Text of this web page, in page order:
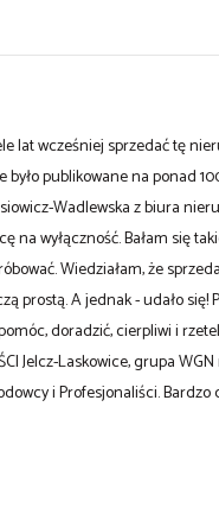
lat wcześniej sprzedać tę
publikowane na ponad
Wadlewska z biura
na wyłączność. Bałam się
Wiedziałam, że
prostą. A jednak - udało
doradzić, cierpliwi i
Jelcz-Laskowice, grupa
i Profesjonaliści.